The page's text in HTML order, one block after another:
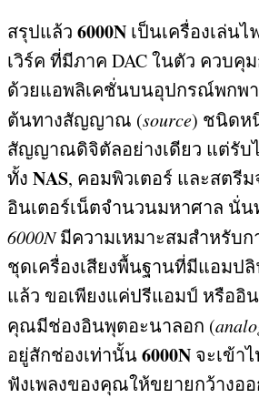
สรุปแล้ว 6000N เป็นเครื่องเล่น
เวิร์ค ที่มีภาค DACในตัว ควบคุม
ด้วยแอพลิเคชั่นบนอุปกรณ์พกพา
ต้นทางสัญญาณ (source) ชนิดห
สัญญาณดิจิตัลอย่างเดียว แต่รับ
ทั้ง NAS, คอมพิวเตอร์ และสตรี
อินเตอร์เน็ตจำนวนมหาศาล นั่น
6000N มีความเหมาะสมสำหรับ
ชุดเครื่องเสียงพื้นฐานที่มีแอมป
แล้ว ขอเพียงแค่ปรีแอมป์ หรืออิ
คุณมีช่องอินพุตอะนาลอก (
อยู่สักช่องเท่านั้น6000N จะเข้า
ฟังเพลงของคุณให้ขยายกว้างอ